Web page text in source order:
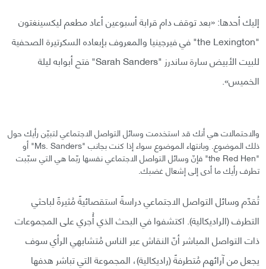
إليك أحدها: «بعد توقف دام قرابة أسبوعين أعاد مطعم ليكسينغتون
"the Lexington" في فيرجينيا والمعروف بإبعاده السكرتيرة الصحفية
للبيت الأبيض سارة ساندرز "Sarah Sanders" فتح أبوابه ليلة
الخميس».
والاحتمالات هي أنك قد استخدمت وسائل التواصل الاجتماعي لتبيّن رأيك حول
ذلك الموضوع. وبانتهاء الموضوع سواء إذا كنت بجانب "Ms. Sanders" أو
"the Red Hen" فإنّ وسائل التواصل الاجتماعي نفسها ربّما هي التي سبّبت
تطرف رأيك ما أدى إلى إشعال غضبك.
تُقدّم وسائل التواصل الاجتماعي دراسةً استقصائيةً مُثيرةً لباحثي
التطرف (الراديكالية). اكتشفوا في البحث الذي أُجري على المجموعات
ذات التواصل المباشر أنّ النقاش عبر الناس مُتشابهي الرأي سوف
يجعل من آرائهم مُتطرفةً (راديكالية)، المجموعة التي تباشر هدفها